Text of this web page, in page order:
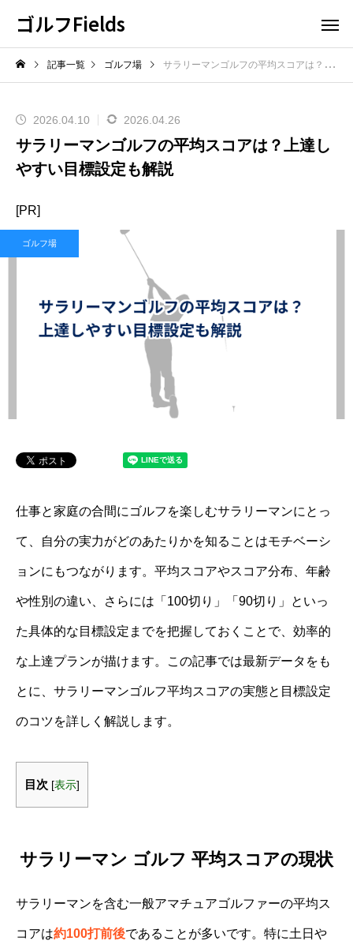
ゴルフFields
記事一覧 ゴルフ場 サラリーマンゴルフの平均スコアは？上達しやすい目標設定も解説
2026.04.10 2026.04.26
サラリーマンゴルフの平均スコアは？上達し
やすい目標設定も解説
[PR]
ゴルフ場
仕事と家庭の合間にゴルフを楽しむサラリーマンにとっ
て、自分の実力がどのあたりかを知ることはモチベーシ
ョンにもつながります。平均スコアやスコア分布、年齢
や性別の違い、さらには「100切り」「90切り」といっ
た具体的な目標設定までを把握しておくことで、効率的
な上達プランが描けます。この記事では最新データをも
とに、サラリーマンゴルフ平均スコアの実態と目標設定
のコツを詳しく解説します。
目次 [表示]
サラリーマン ゴルフ 平均スコアの現状
サラリーマンを含む一般アマチュアゴルファーの平均ス
コアは約100打前後であることが多いです。特に土日や